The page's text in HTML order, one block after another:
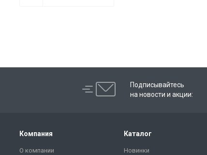
Подписывайтесь
на новости и акции:
Компания
О компании
Каталог
Новинки